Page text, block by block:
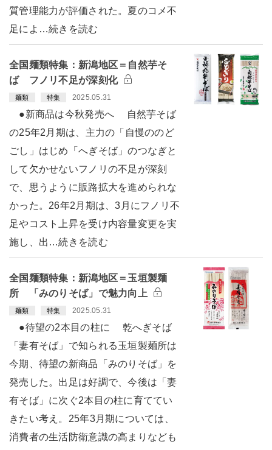
質管理能力が評価された。夏のコメ不
足によ…続きを読む
全国麺類特集：新潟地区＝自然芋そ
ば フノリ不足が深刻化
麺類 特集 2025.05.31
●新商品は今秋発売へ 自然芋そば
の25年2月期は、主力の「自慢ののど
ごし」はじめ「へぎそば」のつなぎと
して欠かせないフノリの不足が深刻
で、思うように販路拡大を進められな
かった。26年2月期は、3月にフノリ不
足やコスト上昇を受け内容量変更を実
施し、出…続きを読む
全国麺類特集：新潟地区＝玉垣製麺
所 「みのりそば」で魅力向上
麺類 特集 2025.05.31
●待望の2本目の柱に 乾へぎそば
「妻有そば」で知られる玉垣製麺所は
今期、待望の新商品「みのりそば」を
発売した。出足は好調で、今後は「妻
有そば」に次ぐ2本目の柱に育ててい
きたい考え。25年3月期については、
消費者の生活防衛意識の高まりなども